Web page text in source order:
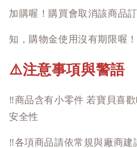
加購喔！購買會取消該商品
知，購物金使用沒有期限喔！
⚠️注意事項與警語
‼️商品含有小零件 若寶貝喜
安全性
‼️各項商品請依常規與廠商建